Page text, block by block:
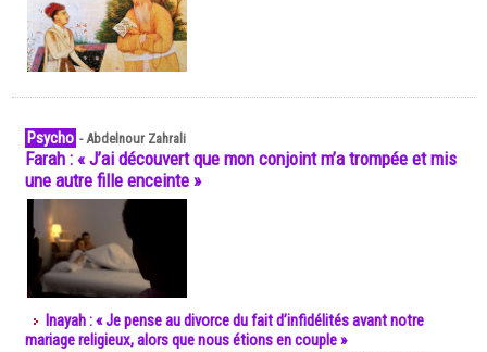
Psycho -Abdelnour Zahrali
Farah : « J’ai découvert que mon conjoint m’a trompée et mis
une autre fille enceinte »
Inayah : « Je pense au divorce du fait d’infidélités avant notre
mariage religieux, alors que nous étions en couple »